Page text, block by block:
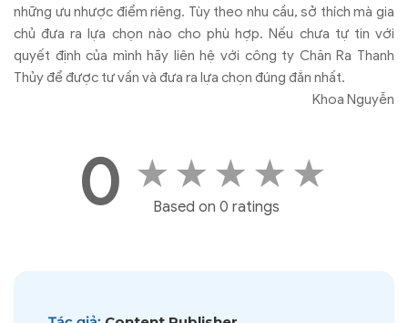
những ưu nhược điểm riêng. Tùy theo nhu cầu, sở thích mà gia
chủ đưa ra lựa chọn nào cho phù hợp. Nếu chưa tự tin với
quyết định của mình hãy liên hệ với công ty Chăn Ra Thanh
Thủy để được tư vấn và đưa ra lựa chọn đúng đắn nhất.
Khoa Nguyễn
0 ★ ★ ★ ★ ★
Based on 0 ratings